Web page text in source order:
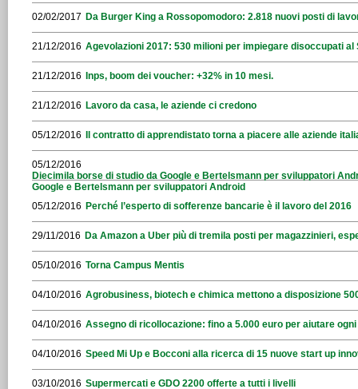
02/02/2017 Da Burger King a Rossopomodoro: 2.818 nuovi posti di
21/12/2016 Agevolazioni 2017: 530 milioni per impiegare disoccupati al
21/12/2016 Inps, boom dei voucher: +32% in 10 mesi.
21/12/2016 Lavoro da casa, le aziende ci credono
05/12/2016 Il contratto di apprendistato torna a piacere alle aziende
05/12/2016
Diecimila borse di studio da Google e Bertelsmann per sviluppatori
Google e Bertelsmann per sviluppatori Android
05/12/2016 Perché l’esperto di sofferenze bancarie è il lavoro del 2016
29/11/2016 Da Amazon a Uber più di tremila posti per magazzinieri,
05/10/2016 Torna Campus Mentis
04/10/2016 Agrobusiness, biotech e chimica mettono a disposizione
04/10/2016 Assegno di ricollocazione: fino a 5.000 euro per aiutare
04/10/2016 Speed Mi Up e Bocconi alla ricerca di 15 nuove start up
03/10/2016 Supermercati e GDO 2200 offerte a tutti i livelli